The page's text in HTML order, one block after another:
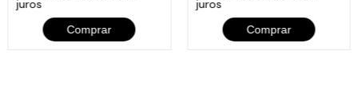
juros
Comprar
juros
Comprar